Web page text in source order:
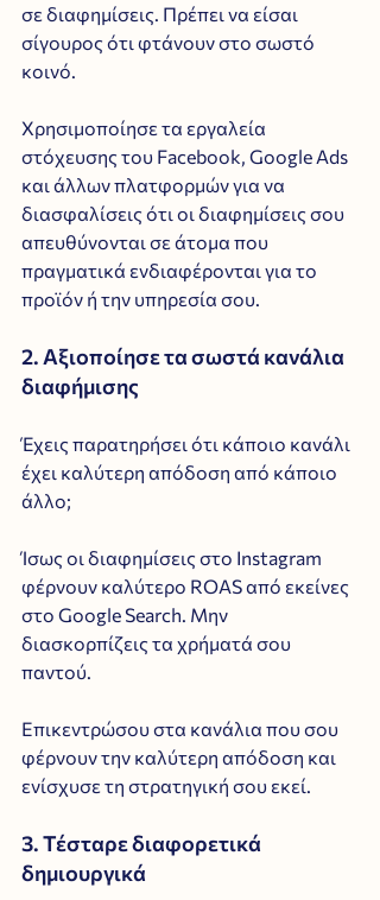
σε διαφημίσεις. Πρέπει να είσαι
σίγουρος ότι φτάνουν στο σωστό
κοινό.
Χρησιμοποίησε τα εργαλεία
στόχευσης του Facebook, Google Ads
και άλλων πλατφορμών για να
διασφαλίσεις ότι οι διαφημίσεις σου
απευθύνονται σε άτομα που
πραγματικά ενδιαφέρονται για το
προϊόν ή την υπηρεσία σου.
2. Αξιοποίησε τα σωστά κανάλια
διαφήμισης
Έχεις παρατηρήσει ότι κάποιο κανάλι
έχει καλύτερη απόδοση από κάποιο
άλλο;
Ίσως οι διαφημίσεις στο Instagram
φέρνουν καλύτερο ROAS από εκείνες
στο Google Search. Μην
διασκορπίζεις τα χρήματά σου
παντού.
Επικεντρώσου στα κανάλια που σου
φέρνουν την καλύτερη απόδοση και
ενίσχυσε τη στρατηγική σου εκεί.
3. Τέσταρε διαφορετικά
δημιουργικά